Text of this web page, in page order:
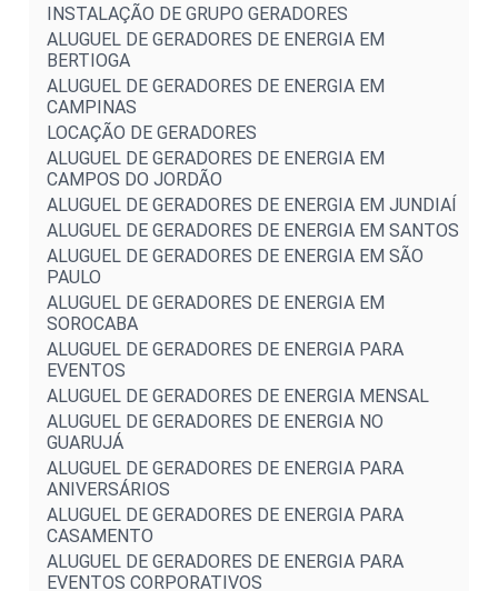
INSTALAÇÃO DE GRUPO GERADORES
ALUGUEL DE GERADORES DE ENERGIA EM
BERTIOGA
ALUGUEL DE GERADORES DE ENERGIA EM
CAMPINAS
LOCAÇÃO DE GERADORES
ALUGUEL DE GERADORES DE ENERGIA EM
CAMPOS DO JORDÃO
ALUGUEL DE GERADORES DE ENERGIA EM JUNDIAÍ
ALUGUEL DE GERADORES DE ENERGIA EM SANTOS
ALUGUEL DE GERADORES DE ENERGIA EM SÃO
PAULO
ALUGUEL DE GERADORES DE ENERGIA EM
SOROCABA
ALUGUEL DE GERADORES DE ENERGIA PARA
EVENTOS
ALUGUEL DE GERADORES DE ENERGIA MENSAL
ALUGUEL DE GERADORES DE ENERGIA NO
GUARUJÁ
ALUGUEL DE GERADORES DE ENERGIA PARA
ANIVERSÁRIOS
ALUGUEL DE GERADORES DE ENERGIA PARA
CASAMENTO
ALUGUEL DE GERADORES DE ENERGIA PARA
EVENTOS CORPORATIVOS